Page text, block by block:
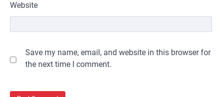
Website
Save my name, email, and website in this browser for
the next time I comment.